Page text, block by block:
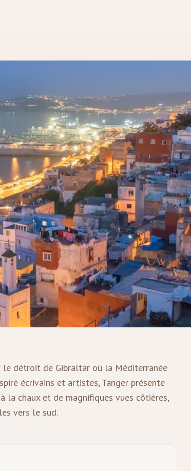
le détroit de Gibraltar où la Méditerranée
écrivains et artistes, Tanger présente
la chaux et de magnifiques vues côtières,
vers le sud.